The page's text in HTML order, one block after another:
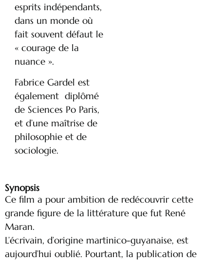
esprits indépendants,
dans un monde où
fait souvent défaut le
« courage de la
nuance ».
Fabrice Gardel est
également diplômé
de Sciences Po Paris,
et d’une maîtrise de
philosophie et de
sociologie.
Synopsis
Ce film a pour ambition de redécouvrir cette
grande figure de la littérature que fut René
Maran.
L’écrivain, d’origine martinico-guyanaise, est
aujourd’hui oublié. Pourtant, la publication de